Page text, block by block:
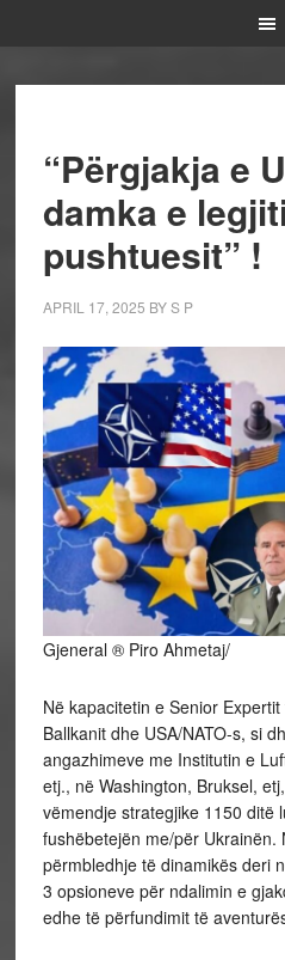
“Përgjakja e
damka e
pushtuesit” !
APRIL 17, 2025 BYS P
Gjeneral ® Piro Ahmetaj/
Në kapacitetin e Senior
Ballkanit dhe USA/NATO-s, si
angazhimeve me Institutin e
etj., në Washington, Bruksel,
vëmendje strategjike 1150 ditë
fushëbetejën me/për Ukrainën.
përmbledhje të dinamikës deri
3 opsioneve për ndalimin e
edhe të përfundimit të